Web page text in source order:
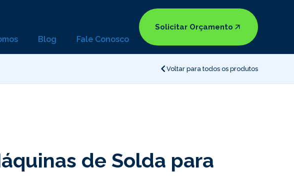
Blog Fale Conosco
Solicitar Orçamento
Voltar para todos os produtos
de Solda para